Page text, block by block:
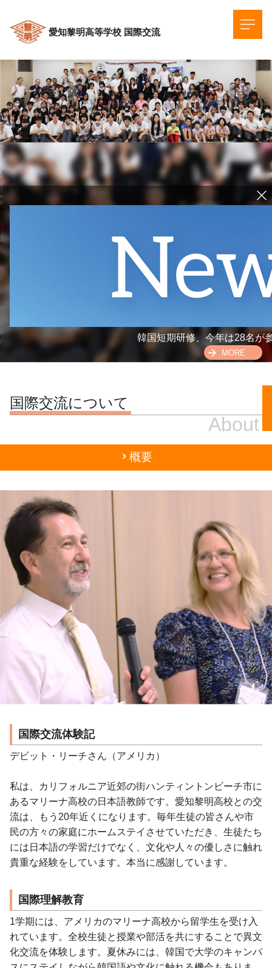
愛知黎明高等学校 国際交流
韓国短期研修、今年は28名が
MORE
国際交流について
About
概要
国際交流体験記
デビット・リーチさん（アメリカ）
私は、カリフォルニア近郊の街ハンティントンビーチ市に
あるマリーナ高校の日本語教師です。愛知黎明高校との交
流は、もう20年近くになります。毎年生徒の皆さんや市
民の方々の家庭にホームステイさせていただき、生徒たち
には日本語の学習だけでなく、文化や人々の優しさに触れ
貴重な経験をしています。本当に感謝しています。
国際理解教育
1学期には、アメリカのマリーナ高校から留学生を受け入
れています。全校生徒と授業や部活を共にすることで異文
化交流を体験します。夏休みには、韓国で大学のキャンパ